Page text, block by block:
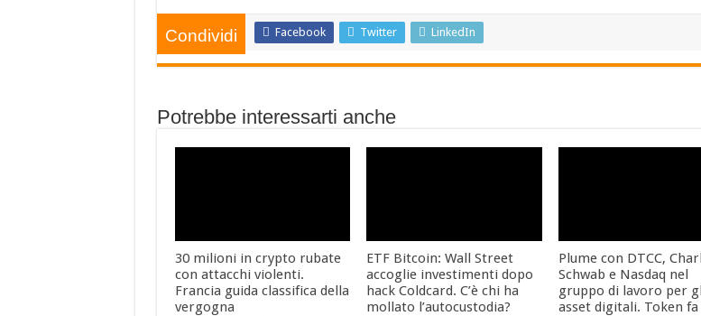
Condividi Facebook Twitter LinkedIn
Potrebbe interessarti anche
30 milioni in crypto rubate
con attacchi violenti.
Francia guida classifica della
vergogna
ETF Bitcoin: Wall Street
accoglie investimenti dopo
hack Coldcard. C’è chi ha
mollato l’autocustodia?
Plume con DTCC,
Schwab e Nasdaq nel
gruppo di lavoro per
asset digitali. Token fa